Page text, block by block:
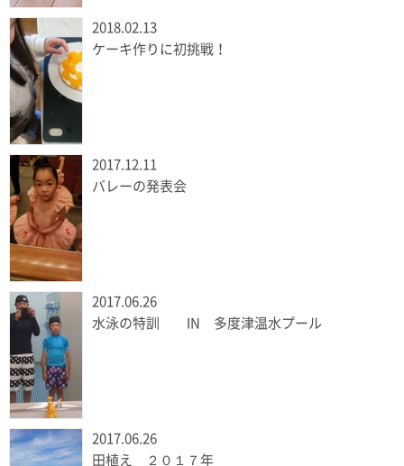
2018.02.13
ケーキ作りに初挑戦！
2017.12.11
バレーの発表会
2017.06.26
水泳の特訓 IN 多度津温水プール
2017.06.26
田植え ２０１７年